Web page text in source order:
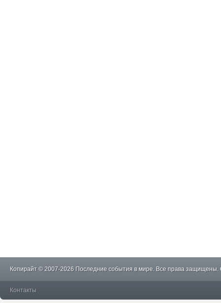
Копирайт © 2007-2026 Последние события в мире. Все права защищены.
Контакты